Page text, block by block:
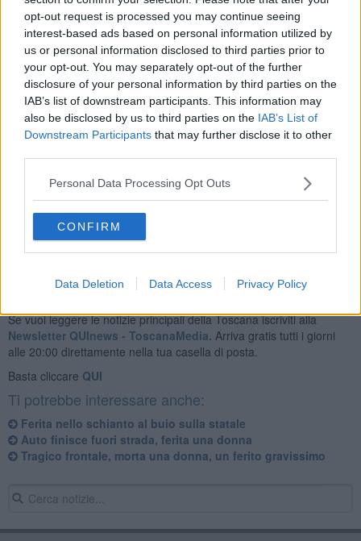
opt-out request is processed you may continue seeing
interest-based ads based on personal information utilized by
us or personal information disclosed to third parties prior to
your opt-out. You may separately opt-out of the further
disclosure of your personal information by third parties on the
IAB’s list of downstream participants. This information may
also be disclosed by us to third parties on the IAB’s List of
Downstream Participants that may further disclose it to other
Personal Data Processing Opt Outs
CONFIRM
Data Deletion Data Access Privacy Policy
ROCCASTRADA —Lo schianto in moto e il centauro che resta
ferito e finisce in ospedale: è in estrema sintesi quanto accaduto
lungo la strada provinciale 157, nel territorio comunale di
Roccastrada.
La centrale di 118 è stata allertata nel tardo pomeriggio di ieri, ed
ha inviato sul posto le ambulanze India da Paganico e della
Pubblica assistenza di Sasso Fortino.
L'uomo che viaggiava in sella alla moto, 49 anni, è stato soccorso
in codice 2 e trasportato all'ospedale Misericordia di Grosseto.
Se vuoi leggere le notizie principali della Toscana iscriviti alla
Newsletter QUInews - ToscanaMedia. Arriva gratis tutti i giorni
alle 20:00 direttamente nella tua casella di posta.
Basta cliccare QUI
Ti potrebbe interessare anche:
Ferita nello schianto al buio sulla statale
Auto finisce fuori strada, ferita una donna
Tragico frontale, morta una donna, un ferito gravissimo